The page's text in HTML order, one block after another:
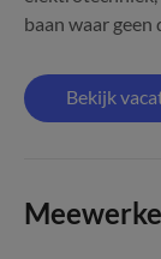
baan waar geen
Bekijk